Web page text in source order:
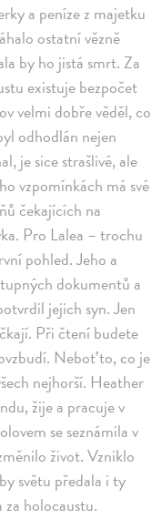
a peníze z majetku
ostatní vězně
by ho jistá smrt. Za
existuje bezpočet
velmi dobře věděl, co
odhodlán nejen
je sice strašlivé, ale
vzpomínkách má své
čekajících na
Pro Lalea – trochu
pohled. Jeho a
dokumentů a
jejich syn. Jen
Při čtení budete
Neboť to, co je
nejhorší. Heather
žije a pracuje v
se seznámila v
život. Vzniklo
světu předala i ty
holocaustu.